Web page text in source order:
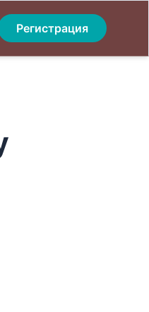
Регистрация